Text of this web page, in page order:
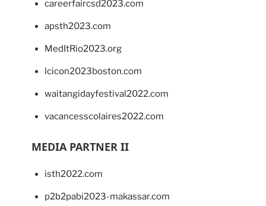
careerfaircsd2023.com
apsth2023.com
MedItRio2023.org
lcicon2023boston.com
waitangidayfestival2022.com
vacancesscolaires2022.com
MEDIA PARTNER II
isth2022.com
p2b2pabi2023-makassar.com